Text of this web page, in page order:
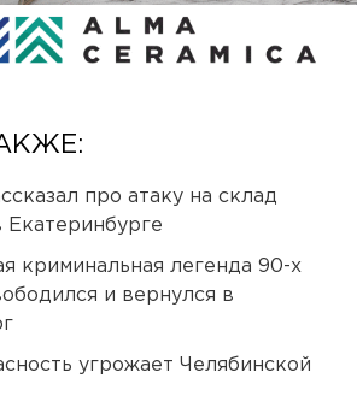
про атаку на склад
криминальная легенда 90-х
и вернулся в
угрожает Челябинской